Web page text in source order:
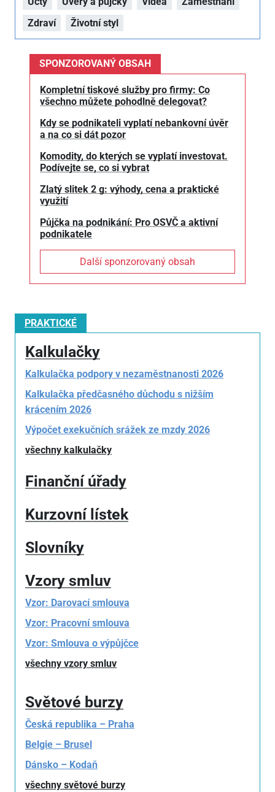
Zdraví
Životní styl
SPONZOROVANÝ OBSAH
Kompletní tiskové služby pro firmy: Co
všechno můžete pohodlně delegovat?
Kdy se podnikateli vyplatí nebankovní úvěr
a na co si dát pozor
Komodity, do kterých se vyplatí investovat.
Podívejte se, co si vybrat
Zlatý slitek 2 g: výhody, cena a praktické
využití
Půjčka na podnikání: Pro OSVČ a aktivní
podnikatele
Další sponzorovaný obsah
PRAKTICKÉ
Kalkulačky
Kalkulačka podpory v nezaměstnanosti 2026
Kalkulačka předčasného důchodu s nižším
krácením 2026
Výpočet exekučních srážek ze mzdy 2026
všechny kalkulačky
Finanční úřady
Kurzovní lístek
Slovníky
Vzory smluv
Vzor: Darovací smlouva
Vzor: Pracovní smlouva
Vzor: Smlouva o výpůjčce
všechny vzory smluv
Světové burzy
Česká republika – Praha
Belgie – Brusel
Dánsko – Kodaň
všechny světové burzy